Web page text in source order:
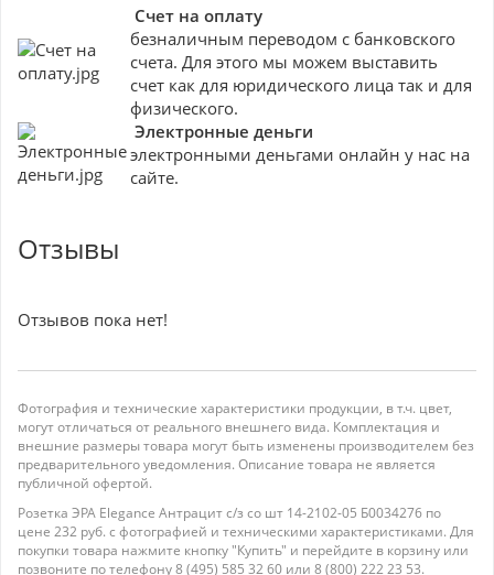
Счет на оплату
безналичным переводом с банковского
счета. Для этого мы можем выставить
счет как для юридического лица так и для
физического.
Электронные деньги
электронными деньгами онлайн у нас на
сайте.
Отзывы
Отзывов пока нет!
Фотография и технические характеристики продукции, в т.ч. цвет,
могут отличаться от реального внешнего вида. Комплектация и
внешние размеры товара могут быть изменены производителем без
предварительного уведомления. Описание товара не является
публичной офертой.
Розетка ЭРА Elegance Антрацит с/з со шт 14-2102-05 Б0034276 по
цене 232 руб. с фотографией и техническими характеристиками. Для
покупки товара нажмите кнопку "Купить" и перейдите в корзину или
позвоните по телефону 8 (495) 585 32 60 или 8 (800) 222 23 53.